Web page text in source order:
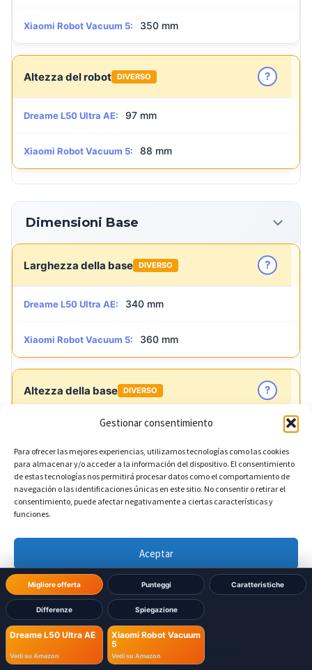
Gestionar consentimiento
Para ofrecer las mejores experiencias, utilizamos tecnologías como las cookies
para almacenar y/o acceder a la información del dispositivo. El consentimiento
de estas tecnologías nos permitirá procesar datos como el comportamiento de
navegación o las identificaciones únicas en este sitio. No consentir o retirar el
consentimiento, puede afectar negativamente a ciertas características y
funciones.
Aceptar
Denegar
Ver preferencias
Política de cookies Política de Privacidad
Migliore offerta Punteggi Caratteristiche
Differenze Spiegazione
Dreame L50 Ultra AE
Vedi su Amazon
Xiaomi Robot Vacuum
5
Vedi su Amazon
Xiaomi Robot Vacuum 5: 350 mm
Altezza del robot DIVERSO ?
Dreame L50 Ultra AE: 97 mm
Xiaomi Robot Vacuum 5: 88 mm
Dimensioni Base
Larghezza della base DIVERSO ?
Dreame L50 Ultra AE: 340 mm
Xiaomi Robot Vacuum 5: 360 mm
Altezza della base DIVERSO ?
Dreame L50 Ultra AE: 590 mm
Xiaomi Robot Vacuum 5: 572 mm
Profondità della base
457 mm
Xiaomi Robot Vacuum 5: 470 mm